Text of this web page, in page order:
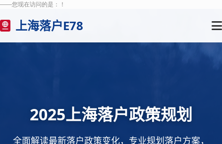
——您现在访问的是： ！